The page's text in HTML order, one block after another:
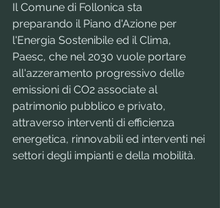
Il Comune di Follonica sta
preparando il Piano d'Azione per
l'Energia Sostenibile ed il Clima,
Paesc, che nel 2030 vuole portare
all'azzeramento progressivo delle
emissioni di CO2 associate al
patrimonio pubblico e privato,
attraverso interventi di efficienza
energetica, rinnovabili ed interventi nei
settori degli impianti e della mobilità.